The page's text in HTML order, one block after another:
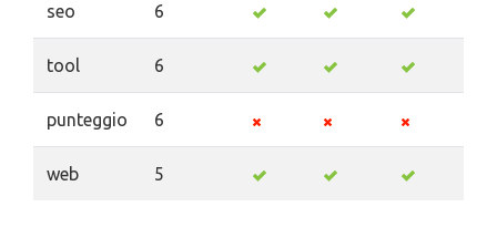
seo 6
tool 6
punteggio 6
web 5